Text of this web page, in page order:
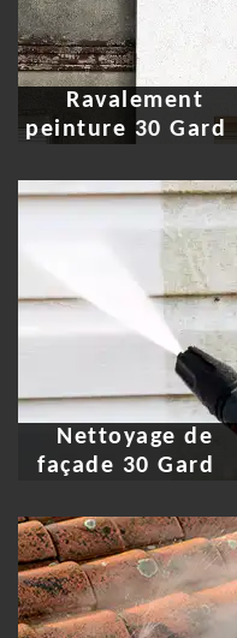
Ravalement
peinture 30 Gard
Nettoyage de
façade 30 Gard